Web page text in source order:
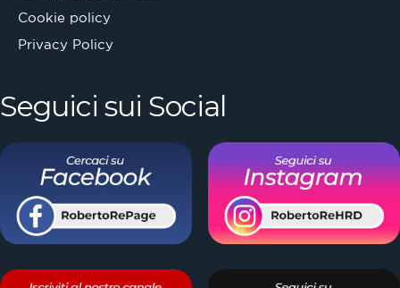
Cookie policy
Privacy Policy
Seguici sui Social